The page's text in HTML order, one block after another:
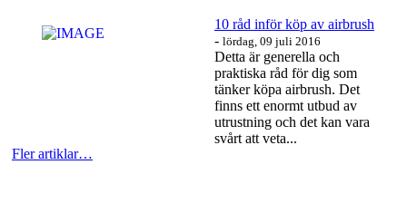
Läs mer…
10 råd inför köp av airbrush
- lördag, 09 juli 2016
Detta är generella och
praktiska råd för dig som
tänker köpa airbrush. Det
finns ett enormt utbud av
utrustning och det kan vara
svårt att veta...
Fler artiklar…